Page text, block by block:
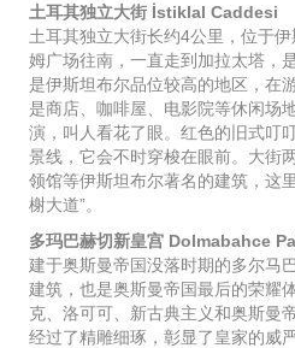
土耳其独立大街 İstiklal Caddesi
土耳其独立大街长约4公里，位于
姆广场往南，一直走到加拉太塔，
是伊斯坦布尔品位较高的地区，在
是商店、咖啡屋、电影院等休闲场
演，叫人看花了眼。红色的旧式叮
景线，它会不时穿梭在眼前。大街
领馆等伊斯坦布尔著名的建筑，这
榭大道”。
多玛巴赫切新皇宫 Dolmabahce
建于奥斯曼帝国没落时期的多尔马
建筑，也是奥斯曼帝国最后的荣耀
克、洛可可、新古典主义和奥斯曼
经过了精雕细琢，彰显了皇家的威